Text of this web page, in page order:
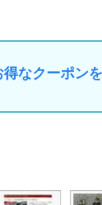
なクーポン